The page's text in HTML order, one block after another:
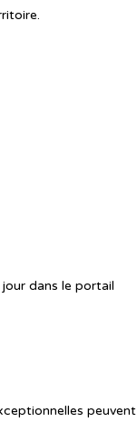
dans le portail
peuvent